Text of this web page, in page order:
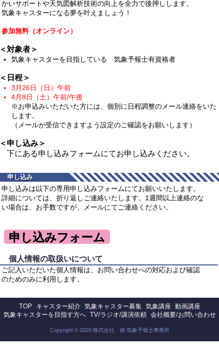
かいサポートや天気図解析技術の向上を全力で後押しします。
気象キャスターになる夢を叶えましょう！
参加無料（オンライン）
対象者＞
気象キャスターを目指している 気象予報士有資格者
日程＞
3月26日（日）午前
4月8日（土）午前/午後
※お申込みいただいた方には、個別に日程調整のメール連絡をいた
します。
（メールが受信できますよう設定のご確認をお願いします）
申し込み＞
にある申し込みフォームにてお申し込みください。
申し込み
申し込みは以下の専用申し込みフォームにてお願いいたします。
詳細については、折り返しご連絡いたします。1週間以上連絡のな
い場合は、お手数ですが、メールにてご連絡ください。
申し込みフォーム
個人情報の取扱いについて
ご記入いただいた個人情報は、お問い合わせへの対応および確認
のためのみに利用します。
TOP キャスター紹介 気象キャスター募集 気象講座 動画講座
気象キャスターを目指す方へ TV/ラジオ/講演依頼 会社概要/お問い合わせ
Copyright © 2020 株式会社 南 気象予報士事務所